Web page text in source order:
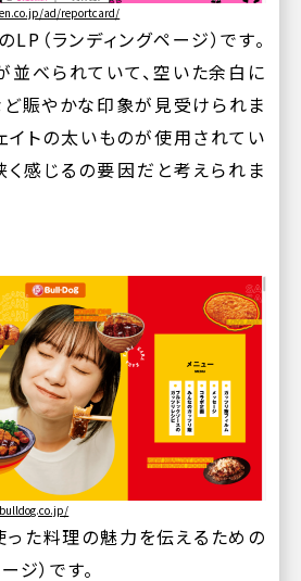
ad/reportcard/
（ランディングページ）です。
並べられていて、空いた余白に
ど賑やかな印象が見受けられま
イトの太いものが使用されてい
く感じるの要因だと考えられま
った料理の魅力を伝えるための
ジ）です。